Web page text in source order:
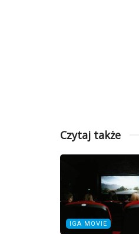
Czytaj także
IGA MOVIE